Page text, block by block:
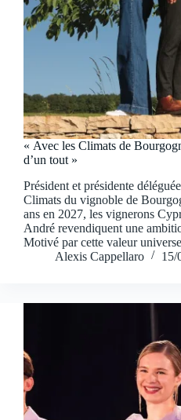
« Avec les Climats de
d’un tout »
Président et présidente
Climats du vignoble de
ans en 2027, les vignerons
André revendiquent une
Motivé par cette valeur
Alexis Cappellaro
15/